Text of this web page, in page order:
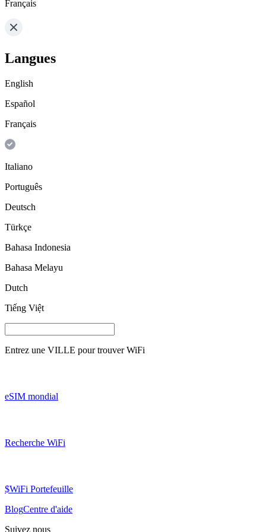
Français
Langues
English
Español
Français
Italiano
Português
Deutsch
Türkçe
Bahasa Indonesia
Bahasa Melayu
Dutch
Tiếng Việt
Entrez une VILLE pour trouver WiFi
eSIM mondial
Recherche WiFi
$WiFi Portefeuille
BlogCentre d'aide
Suivez nous